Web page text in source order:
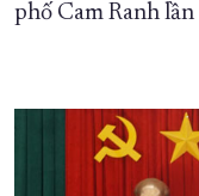
ĐẠI HỘI ĐẢNG CÁC CẤP
phố Cam Ranh